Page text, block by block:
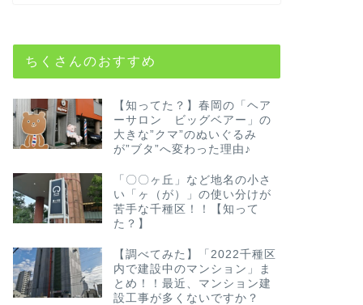
ちくさんのおすすめ
【知ってた？】春岡の「ヘア
ーサロン ビッグベアー」の
大きな”クマ”のぬいぐるみ
が”ブタ”へ変わった理由♪
「〇〇ヶ丘」など地名の小さ
い「ヶ（が）」の使い分けが
苦手な千種区！！【知って
た？】
【調べてみた】「2022千種区
内で建設中のマンション」ま
とめ！！最近、マンション建
設工事が多くないですか？